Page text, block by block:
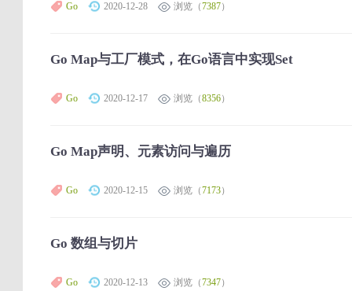
Go 2020-12-28 浏览（7387）
Go Map与工厂模式，在Go语言中实现Set
Go 2020-12-17 浏览（8356）
Go Map声明、元素访问与遍历
Go 2020-12-15 浏览（7173）
Go 数组与切片
Go 2020-12-13 浏览（7347）